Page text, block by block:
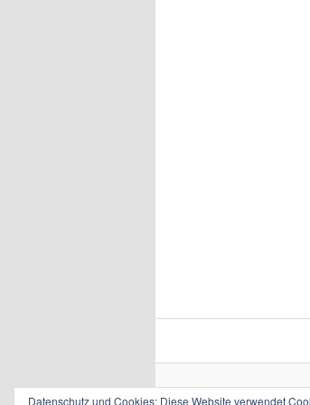
Datenschutz und Cookies: Diese Website verwendet